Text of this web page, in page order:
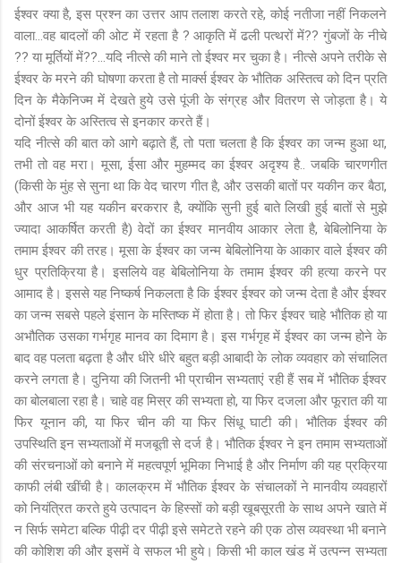
ईश्वर क्या है, इस प्रश्न का उत्तर आप तलाश करते रहे, कोई नतीजा नहीं निकलने
वाला...वह बादलों की ओट में रहता है ? आकृति में ढली पत्थरों में?? गुंबजों के नीचे
?? या मूर्तियों में??...यदि नीत्से की माने तो ईश्वर मर चुका है। नीत्से अपने तरीके से
ईश्वर के मरने की घोषणा करता है तो मार्क्स ईश्वर के भौतिक अस्तित्व को दिन प्रति
दिन के मैकेनिज्म में देखते हुये उसे पूंजी के संग्रह और वितरण से जोड़ता है। ये
दोनों ईश्वर के अस्तित्व से इनकार करते हैं।
यदि नीत्से की बात को आगे बढ़ाते हैं, तो पता चलता है कि ईश्वर का जन्म हुआ था,
तभी तो वह मरा। मूसा, ईसा और मुहम्मद का ईश्वर अदृश्य है.. जबकि चारणगीत
(किसी के मुंह से सुना था कि वेद चारण गीत है, और उसकी बातों पर यकीन कर बैठा,
और आज भी यह यकीन बरकरार है, क्योंकि सुनी हुई बाते लिखी हुई बातों से मुझे
ज्यादा आकर्षित करती है) वेदों का ईश्वर मानवीय आकार लेता है, बेबिलोनिया के
तमाम ईश्वर की तरह। मूसा के ईश्वर का जन्म बेबिलोनिया के आकार वाले ईश्वर की
धुर प्रतिक्रिया है। इसलिये वह बेबिलोनिया के तमाम ईश्वर की हत्या करने पर
आमाद है। इससे यह निष्कर्ष निकलता है कि ईश्वर ईश्वर को जन्म देता है और ईश्वर
का जन्म सबसे पहले इंसान के मस्तिष्क में होता है। तो फिर ईश्वर चाहे भौतिक हो या
अभौतिक उसका गर्भगृह मानव का दिमाग है। इस गर्भगृह में ईश्वर का जन्म होने के
बाद वह पलता बढ़ता है और धीरे धीरे बहुत बड़ी आबादी के लोक व्यवहार को संचालित
करने लगता है। दुनिया की जितनी भी प्राचीन सभ्यताएं रही हैं सब में भौतिक ईश्वर
का बोलबाला रहा है। चाहे वह मिस्र की सभ्यता हो, या फिर दजला और फूरात की या
फिर यूनान की, या फिर चीन की या फिर सिंधू घाटी की। भौतिक ईश्वर की
उपस्थिति इन सभ्यताओं में मजबूती से दर्ज है। भौतिक ईश्वर ने इन तमाम सभ्यताओं
की संरचनाओं को बनाने में महत्वपूर्ण भूमिका निभाई है और निर्माण की यह प्रक्रिया
काफी लंबी खींची है। कालक्रम में भौतिक ईश्वर के संचालकों ने मानवीय व्यवहारों
को नियंत्रित करते हुये उत्पादन के हिस्सों को बड़ी खूबसूरती के साथ अपने खाते में
न सिर्फ समेटा बल्कि पीढ़ी दर पीढ़ी इसे समेटते रहने की एक ठोस व्यवस्था भी बनाने
की कोशिश की और इसमें वे सफल भी हुये। किसी भी काल खंड में उत्पन्न सभ्यता